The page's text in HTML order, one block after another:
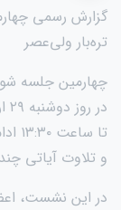
گزارش رسمی
تره‌بار ولی‌عصر
چهارمین جلسه
تا
و تلاوت آیاتی
در این نشست،